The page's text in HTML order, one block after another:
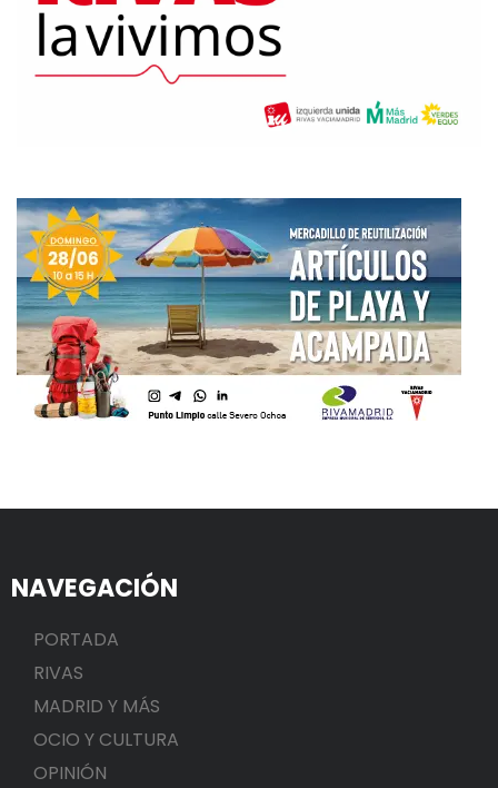
NAVEGACIÓN
PORTADA
RIVAS
MADRID Y MÁS
OCIO Y CULTURA
OPINIÓN